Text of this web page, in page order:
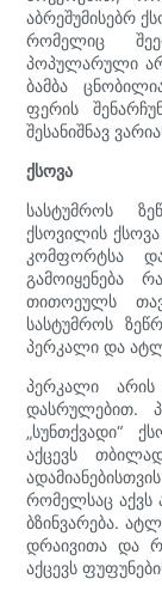
აბრეშუმისებრ
რომელიც
პოპულარული
ბამბა
ფერის
შესანიშნავ
ქსოვა
სასტუმროს
ქსოვილის
კომფორტსა
გამოიყენება
თითოეულს
სასტუმროს
პერკალი და
პერკალი
დასრულებით.
„სუნთქვადი“
აქცევს
რომელსაც აქვს
ბზინვარება.
დრაივითა და
აქცევს